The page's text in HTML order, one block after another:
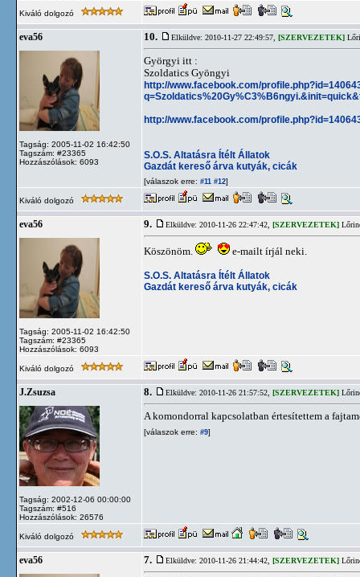
Kiváló dolgozó
eva56
Tagság: 2005-11-02 16:42:50
Tagszám: #23365
Hozzászólások: 6093
10. Elküldve: 2010-11-27 22:49:57, [SZERVEZETEK]
Györgyi itt :
Szoldatics Gyöngyi
http://www.facebook.com/
http://www.facebook.com/
S.O.S. Altatásra Ítélt Állatok
Gazdát kereső árva kutyák, cicák
[válaszok erre: #11 #12]
Kiváló dolgozó
eva56
Tagság: 2005-11-02 16:42:50
Tagszám: #23365
Hozzászólások: 6093
9. Elküldve: 2010-11-26 22:47:42, [SZERVEZETEK]
Köszönöm. e-mailt írjál neki.
S.O.S. Altatásra Ítélt Állatok
Gazdát kereső árva kutyák, cicák
Kiváló dolgozó
J.Zsuzsa
Tagság: 2002-12-06 00:00:00
Tagszám: #516
Hozzászólások: 26576
8. Elküldve: 2010-11-26 21:57:52, [SZERVEZETEK]
A komondorral kapcsolatban értesítettem a
[válaszok erre: #9]
Kiváló dolgozó
eva56 7. Elküldve: 2010-11-26 21:44:42, [SZERVEZETEK]